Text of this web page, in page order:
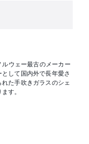
ウェー最古のメーカー
して国内外で長年愛さ
た手吹きガラスのシェ
す。